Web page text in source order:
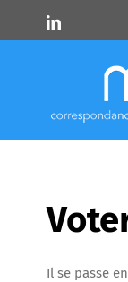
to
LinkedIn
Il se passe